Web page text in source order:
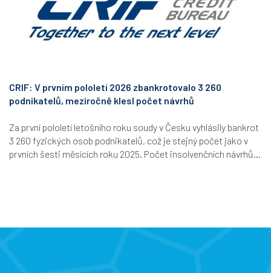
CRIF: V prvním pololetí 2026 zbankrotovalo 3 260
podnikatelů, meziročně klesl počet návrhů
Za první pololetí letošního roku soudy v Česku vyhlásily bankrot
3 260 fyzických osob podnikatelů, což je stejný počet jako v
prvních šesti měsících roku 2025. Počet insolvenčních návrhů...